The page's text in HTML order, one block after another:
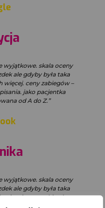
wyjątkowe. skala oceny
ale gdyby była taka
więcej. ceny zabiegów –
jako pacjentka
od A do Z.”
wyjątkowe. skala oceny
ale gdyby była taka
więcej. ceny zabiegów –
jako pacjentka